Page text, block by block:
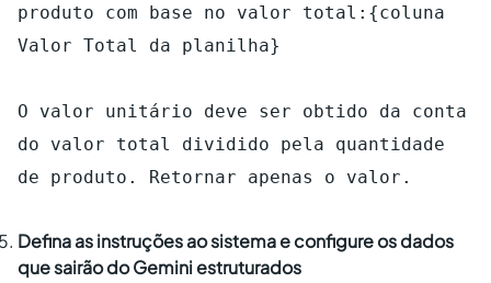
produto com base no valor total:{coluna
Valor Total da planilha}
O valor unitário deve ser obtido da conta
do valor total dividido pela quantidade
de produto. Retornar apenas o valor.
Defina as instruções ao sistema e configure os dados
que sairão do Gemini estruturados